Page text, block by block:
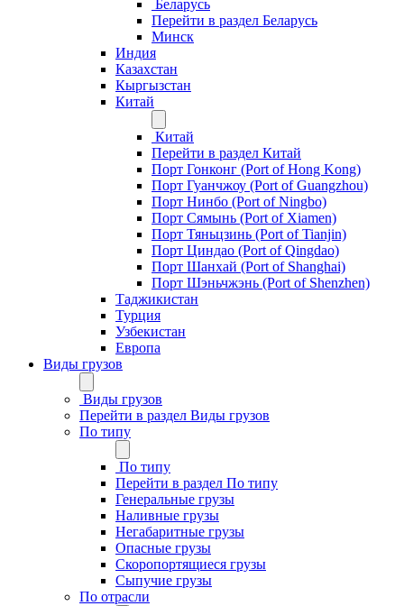
Беларусь
Перейти в раздел Беларусь
Минск
Индия
Казахстан
Кыргызстан
Китай
Китай
Перейти в раздел Китай
Порт Гонконг (Port of Hong Kong)
Порт Гуанчжоу (Port of Guangzhou)
Порт Нинбо (Port of Ningbo)
Порт Сямынь (Port of Xiamen)
Порт Тяньцзинь (Port of Tianjin)
Порт Циндао (Port of Qingdao)
Порт Шанхай (Port of Shanghai)
Порт Шэньчжэнь (Port of Shenzhen)
Таджикистан
Турция
Узбекистан
Европа
Виды грузов
Виды грузов
Перейти в раздел Виды грузов
По типу
По типу
Перейти в раздел По типу
Генеральные грузы
Наливные грузы
Негабаритные грузы
Опасные грузы
Скоропортящиеся грузы
Сыпучие грузы
По отрасли